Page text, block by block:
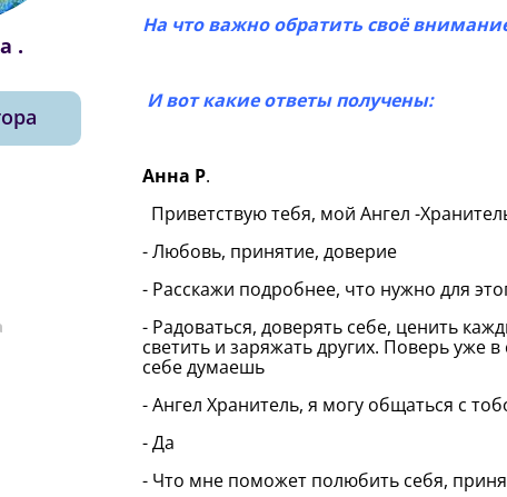
.
На что важно обратить своё
И вот какие ответы получены:
Анна Р.
Приветствую тебя, мой Ангел -
- Любовь, принятие, доверие
- Расскажи подробнее, что нужно для
- Радоваться, доверять себе, ценить
светить и заряжать других. Поверь уже
себе думаешь
- Ангел Хранитель, я могу общаться с
- Да
- Что мне поможет полюбить себя,